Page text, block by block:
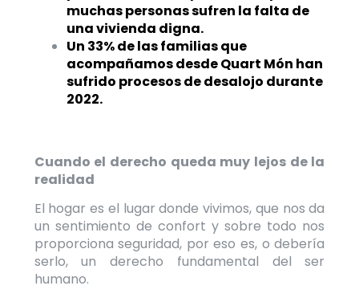
muchas personas sufren la falta de
una vivienda digna.
Un 33% de las familias que
acompañamos desde Quart Món han
sufrido procesos de desalojo durante
2022.
Cuando el derecho queda muy lejos de la
realidad
El hogar es el lugar donde vivimos, que nos da
un sentimiento de confort y sobre todo nos
proporciona seguridad, por eso es, o debería
serlo, un derecho fundamental del ser
humano.